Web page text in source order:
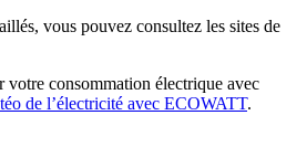
vous pouvez consultez les sites de
votre consommation électrique avec
de l’électricité avec ECOWATT.